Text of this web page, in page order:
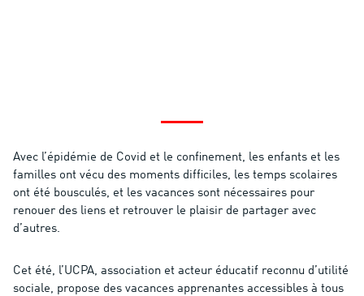
Avec l’épidémie de Covid et le confinement, les enfants et les
familles ont vécu des moments difficiles, les temps scolaires
ont été bousculés, et les vacances sont nécessaires pour
renouer des liens et retrouver le plaisir de partager avec
d’autres.
Cet été, l’UCPA, association et acteur éducatif reconnu d’utilité
sociale, propose des vacances apprenantes accessibles à tous